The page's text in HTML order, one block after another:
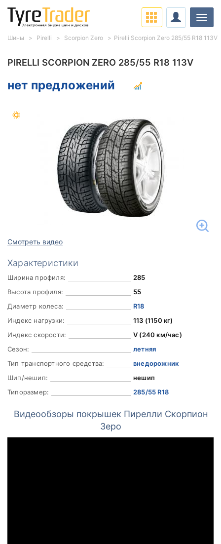
PIRELLI SCORPION ZERO 285/55 R18 113V
нет предложений
Смотреть видео
Характеристики
Ширина профиля:
285
Высота профиля:
55
Диаметр колеса:
R18
Индекс нагрузки:
113 (1150 кг)
Индекс скорости:
V (240 км/час)
Сезон:
летняя
Тип транспортного средства:
внедорожник
Шип/нешип:
нешип
Типоразмер:
285/55 R18
Видеообзоры покрышек Пирелли Скорпион
Зеро
Шины Pirelli Scorpion Zero Pirelli Scorpion Zero 285/55 R18 113V